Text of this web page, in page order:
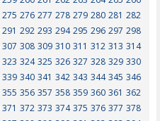
275 276 277 278 279 280 281 282
291 292 293 294 295 296 297 298
307 308 309 310 311 312 313 314
323 324 325 326 327 328 329 330
339 340 341 342 343 344 345 346
355 356 357 358 359 360 361 362
371 372 373 374 375 376 377 378